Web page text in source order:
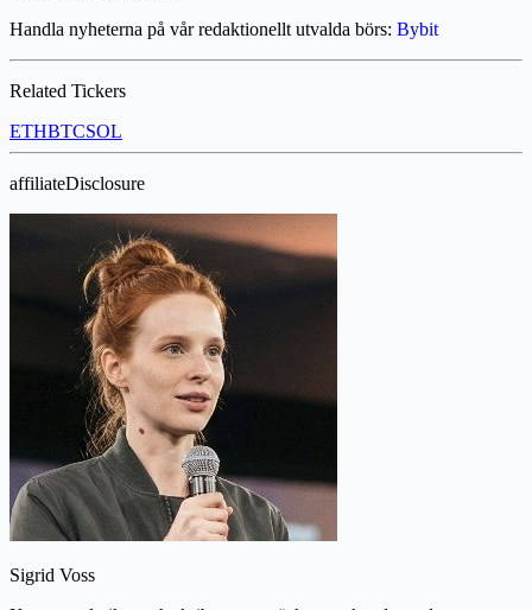
Handla nyheterna på vår redaktionellt utvalda börs: Bybit
Related Tickers
ETHBTCSOL
affiliateDisclosure
Sigrid Voss